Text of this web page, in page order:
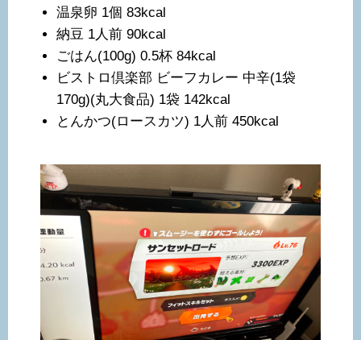
温泉卵 1個 83kcal
納豆 1人前 90kcal
ごはん(100g) 0.5杯 84kcal
ビストロ倶楽部 ビーフカレー 中辛(1袋
170g)(丸大食品) 1袋 142kcal
とんかつ(ロースカツ) 1人前 450kcal